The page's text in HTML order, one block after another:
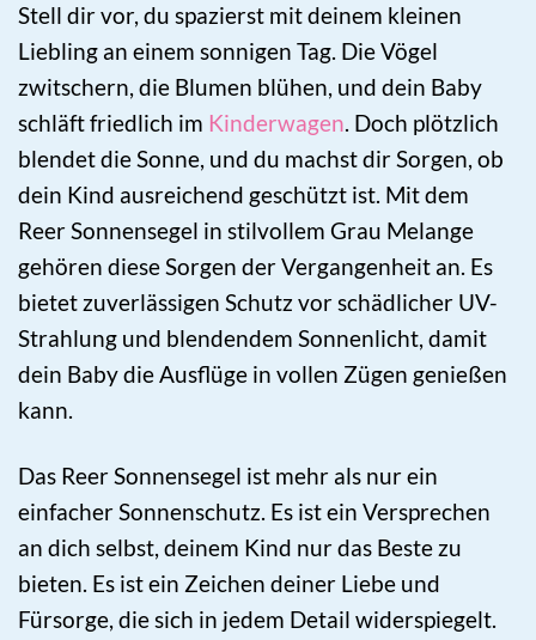
Stell dir vor, du spazierst mit deinem kleinen
Liebling an einem sonnigen Tag. Die Vögel
zwitschern, die Blumen blühen, und dein Baby
schläft friedlich im Kinderwagen. Doch plötzlich
blendet die Sonne, und du machst dir Sorgen, ob
dein Kind ausreichend geschützt ist. Mit dem
Reer Sonnensegel in stilvollem Grau Melange
gehören diese Sorgen der Vergangenheit an. Es
bietet zuverlässigen Schutz vor schädlicher UV-
Strahlung und blendendem Sonnenlicht, damit
dein Baby die Ausflüge in vollen Zügen genießen
kann.
Das Reer Sonnensegel ist mehr als nur ein
einfacher Sonnenschutz. Es ist ein Versprechen
an dich selbst, deinem Kind nur das Beste zu
bieten. Es ist ein Zeichen deiner Liebe und
Fürsorge, die sich in jedem Detail widerspiegelt.